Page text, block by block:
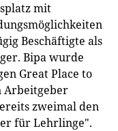
mit
Beschäftigte als
Bipa wurde
Great Place to
Arbeitgeber
zweimal den
für Lehrlinge".